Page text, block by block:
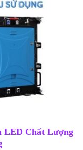
LED Chất Lượng